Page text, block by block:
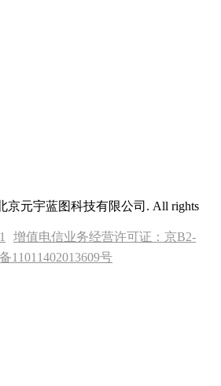
京元宇蓝图科技有限公司. All rights
增值电信业务经营许可证：京B2-
11011402013609号